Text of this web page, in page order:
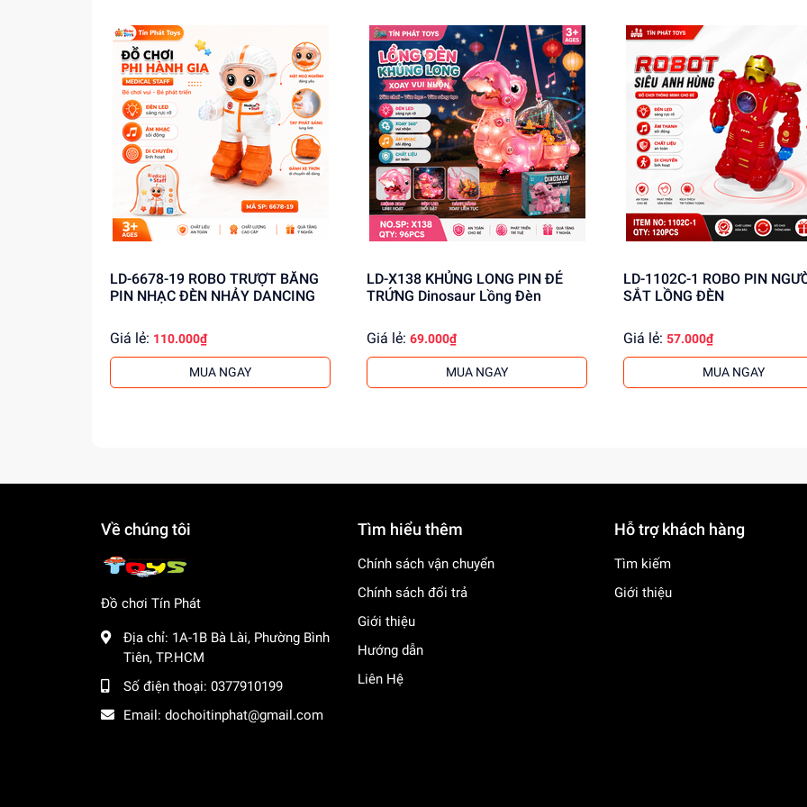
LD-6678-19 ROBO TRƯỢT BĂNG
PIN NHẠC ĐÈN NHẢY DANCING
Giá lẻ: 110.000₫
MUA NGAY
LD-X138 KHỦNG LONG PIN ĐẺ
TRỨNG Dinosaur Lồng Đèn
Giá lẻ: 69.000₫
MUA NGAY
LD-1102C-1 ROBO PIN
SẮT LỒNG ĐÈN
Giá lẻ: 57.000₫
MUA NGAY
Về chúng tôi
Đồ chơi Tín Phát
Địa chỉ: 1A-1B Bà Lài, Phường Bình
Tiên, TP.HCM
Số điện thoại: 0377910199
Email: dochoitinphat@gmail.com
Tìm hiểu thêm
Chính sách vận chuyển
Chính sách đổi trả
Giới thiệu
Hướng dẫn
Liên Hệ
Hỗ trợ khách hàng
Tìm kiếm
Giới thiệu